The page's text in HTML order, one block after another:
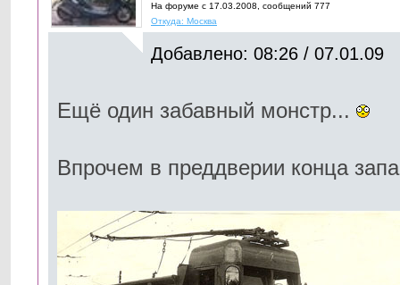
На форуме с 17.03.2008, cообщений 777
Откуда: Москва
Добавлено: 08:26 / 07.01.09
Ещё один забавный монстр...
Впрочем в преддверии конца